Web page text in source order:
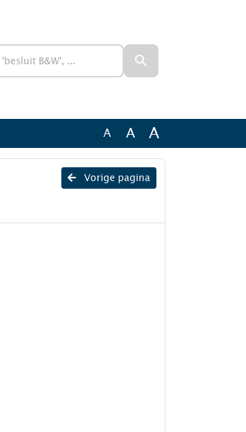
A A A
Vorige pagina